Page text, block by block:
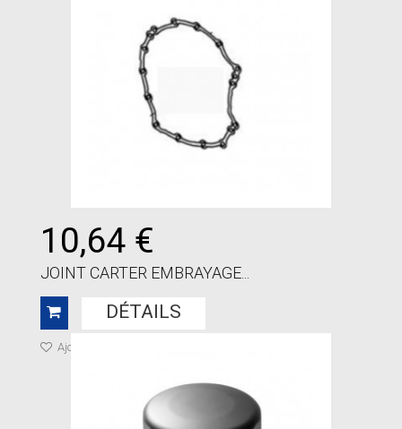
10,64 €
JOINT CARTER EMBRAYAGE...
DÉTAILS
Ajouter à ma liste de cadeaux